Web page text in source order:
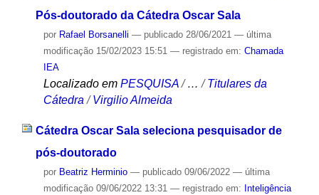
Pós-doutorado da Cátedra Oscar Sala
por Rafael Borsanelli — publicado28/06/2021 — última
modificação15/02/2023 15:51 — registrado em: Chamada
IEA
Localizado em PESQUISA /…/Titulares da
Cátedra /Virgilio Almeida
Cátedra Oscar Sala seleciona pesquisador de
pós-doutorado
por Beatriz Herminio — publicado09/06/2022 — última
modificação09/06/2022 13:31 — registrado em: Inteligência